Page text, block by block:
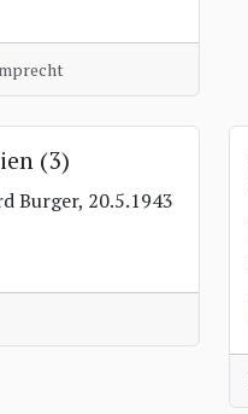
(3)
Burger, 20.5.1943